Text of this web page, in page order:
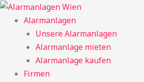
Zum
Inhalt
springen
Alarmanlagen
Unsere Alarmanlagen
Alarmanlage mieten
Alarmanlage kaufen
Firmen